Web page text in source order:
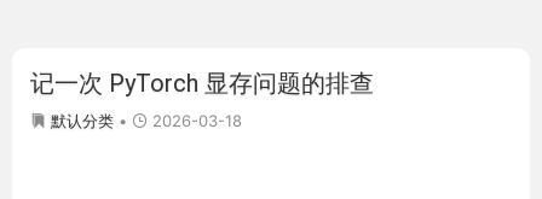
记一次 PyTorch 显存问题的排查
默认分类 2026-03-18